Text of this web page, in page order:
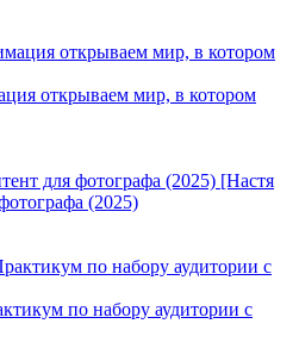
открываем мир, в котором
[Настя
(2025)
по набору аудитории с